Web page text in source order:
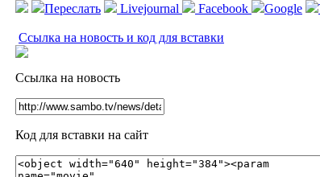
Переслать
Livejournal Facebook Google
Ссылка на новость и код для вставки
Ссылка на новость
Код для вставки на сайт